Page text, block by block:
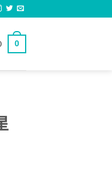
0